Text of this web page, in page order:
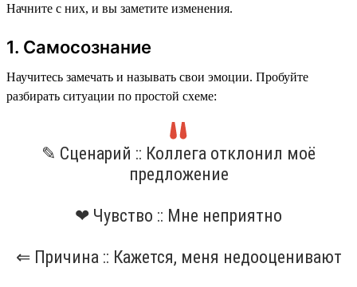
Начните с них, и вы заметите изменения.
1. Самосознание
Научитесь замечать и называть свои эмоции. Пробуйте
разбирать ситуации по простой схеме:
✎ Сценарий :: Коллега отклонил моё
предложение
❤ Чувство :: Мне неприятно
⇐ Причина :: Кажется, меня недооценивают